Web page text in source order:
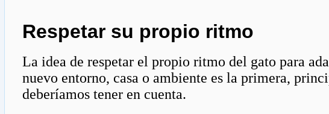
Respetar su propio ritmo
La idea de respetar el propio ritmo del gato para
nuevo entorno, casa o ambiente es la primera,
deberíamos tener en cuenta.